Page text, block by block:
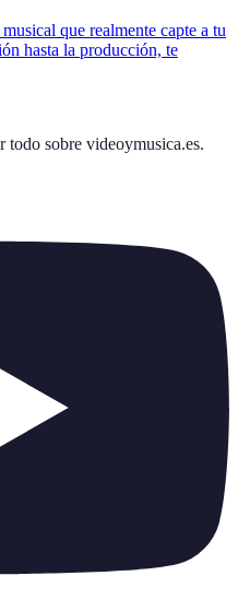
que realmente capte a tu
hasta la producción, te
todo sobre videoymusica.es.